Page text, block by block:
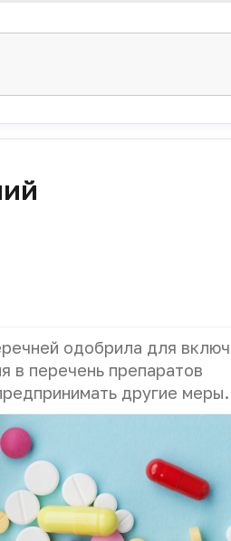
одобрила для
в перечень препаратов
другие меры.